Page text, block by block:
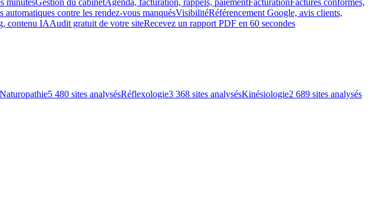
minutesGestion du cabinetAgenda, facturation, rappels, paiementFacturationFactures conformes,
automatiques contre les rendez-vous manquésVisibilitéRéférencement Google, avis clients,
contenu IAAudit gratuit de votre siteRecevez un rapport PDF en 60 secondes
Naturopathie5 480 sites analysésRéflexologie3 368 sites analysésKinésiologie2 689 sites analysés